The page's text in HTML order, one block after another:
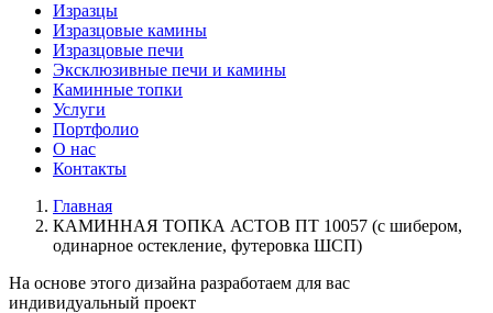
Изразцы
Изразцовые камины
Изразцовые печи
Эксклюзивные печи и камины
Каминные топки
Услуги
Портфолио
О нас
Контакты
Главная
КАМИННАЯ ТОПКА АСТОВ ПТ 10057 (с шибером,
одинарное остекление, футеровка ШСП)
На основе этого дизайна разработаем для вас
индивидуальный проект